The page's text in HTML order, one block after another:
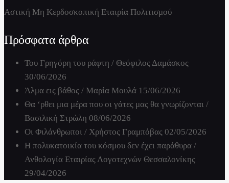
Αστική Μη Κερδοσκοπική Εταιρία Πολιτισμού
Πρόσφατα άρθρα
Του Γρηγόρη του ράφτη / Θεόφιλος Δαμάσκος
30/06/2026
Άλμα εις βάθος / Μαρία Μουλά 15/06/2026
Θα ‘ρθει μια μέρα που οι γάτες μας θα γνωρίζονται /
Βασιλική Στρώλη 08/06/2026
Οι Φιλάνθρωποι / Χρήστος Γραμπόβας 02/05/2026
Η πολυκατοικία του κόσμου δεν έχει παράθυρα /
Ανθολογία Εταιρίας Λογοτεχνών Θεσσαλονίκης
29/04/2026